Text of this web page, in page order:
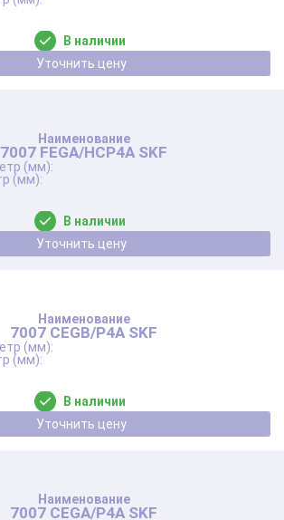
В наличии
Уточнить цену
7007 FEGA/HCP4A SKF
В наличии
Уточнить цену
7007 CEGB/P4A SKF
В наличии
Уточнить цену
7007 CEGA/P4A SKF